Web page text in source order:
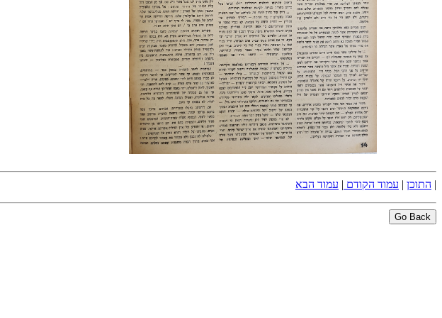
| התוכן | עמוד הקודם | עמוד הבא
Go Back